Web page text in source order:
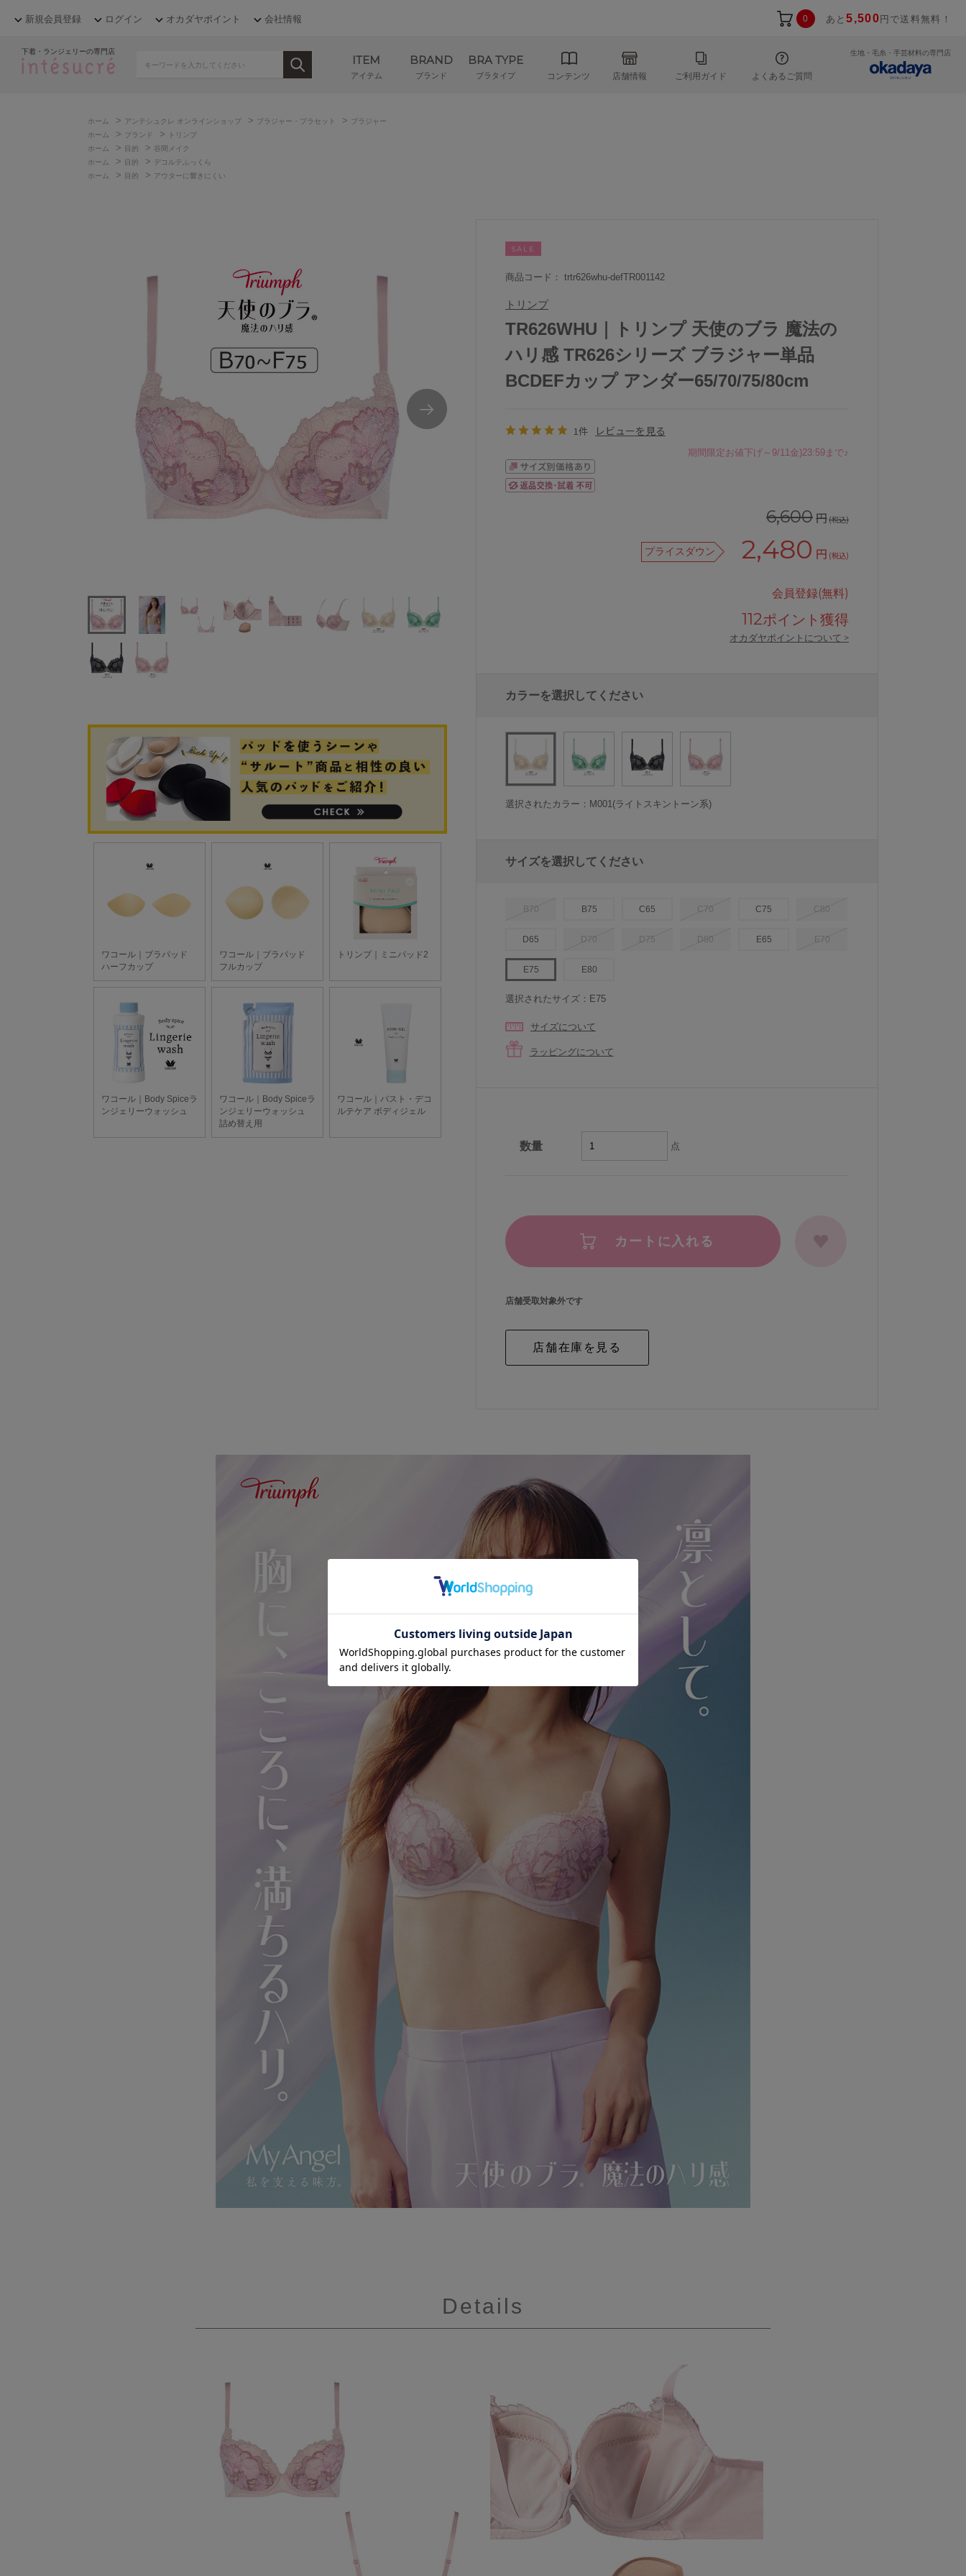
新規会員登録 ログイン オカダヤポイント 会社情報 0 あと5,500 円で送料無料！
下着・ランジェリーの専門店
ITEM
アイテム
BRAND
ブランド
BRA TYPE
ブラタイプ コンテンツ 店舗情報 ご利用ガイド よくあるご質問
生地・毛糸・手芸材料の専門店
ホーム > アンテシュクレ オンラインショップ > ブラジャー・ブラセット > ブラジャー
ホーム
> ブランド >
トリンプ
ホーム
> 目的 > 谷間メイク
ホーム
> 目的 >
デコルテふっくら
ホーム
> 目的 > アウターに響きにくい
SALE
商品コード： trtr626whu-defTR001142
トリンプ
TR626WHU｜トリンプ 天使のブラ 魔法の
ハリ感 TR626シリーズ ブラジャー単品
BCDEFカップ アンダー65/70/75/80cm
1件 レビューを見る
期間限定お値下げ～9/11金)23:59まで♪
6,600円(税込)
プライスダウン 2,480 円 (税込)
会員登録(無料)
112ポイント獲得
オカダヤポイントについて >
カラーを選択してください
選択されたカラー：M001(ライトスキントーン系)
サイズを選択してください
B70 B75 C65 C70 C75 C80
D65 D70 D75 D80 E65 E70
E75 E80
選択されたサイズ：E75
サイズについて
ラッピングについて
数量 点
カートに入れる
店舗受取対象外です
Details